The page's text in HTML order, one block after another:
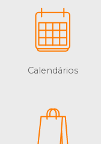
Calendários